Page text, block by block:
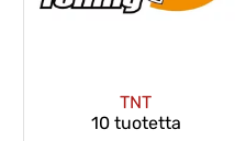
TNT
10 tuotetta